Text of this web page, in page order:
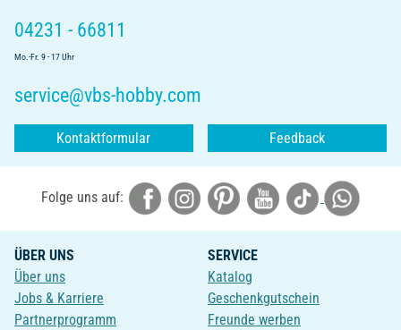
04231 - 66811
Mo.-Fr. 9 - 17 Uhr
service@vbs-hobby.com
Kontaktformular Feedback
Folge uns auf:
ÜBER UNS
Über uns
Jobs & Karriere
Partnerprogramm
SERVICE
Katalog
Geschenkgutschein
Freunde werben